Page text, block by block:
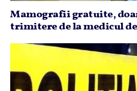
Mamografii gratuite,
trimitere de la medicul